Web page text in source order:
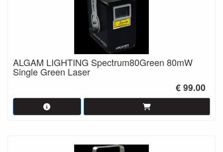
ALGAM LIGHTING Spectrum80Green 80mW
Single Green Laser
€ 99.00